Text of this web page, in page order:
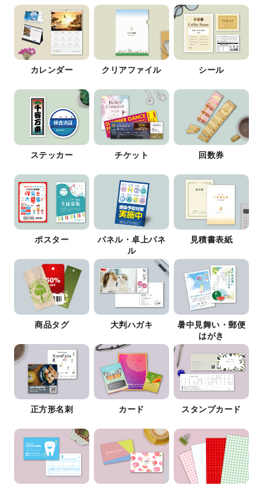
カレンダー クリアファイル シール
ステッカー チケット 回数券
ポスター
パネル・卓上パネ
ル
見積書表紙
商品タグ 大判ハガキ
暑中見舞い・郵便
はがき
正方形名刺 カード スタンプカード